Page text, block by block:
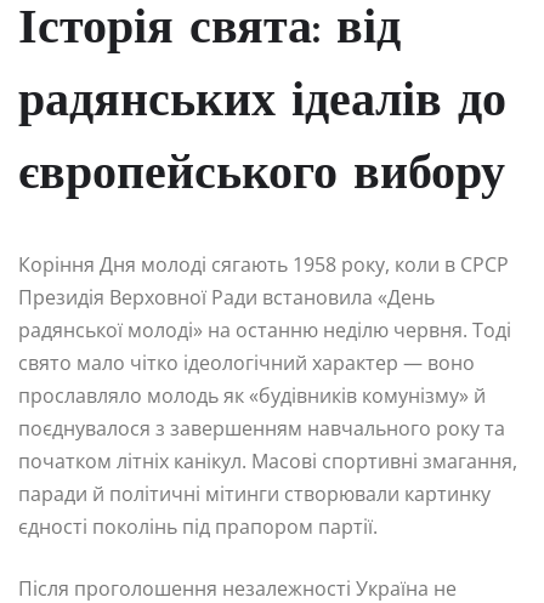
Історія свята: від
радянських ідеалів до
європейського вибору
Коріння Дня молоді сягають 1958 року, коли в СРСР
Президія Верховної Ради встановила «День
радянської молоді» на останню неділю червня. Тоді
свято мало чітко ідеологічний характер — воно
прославляло молодь як «будівників комунізму» й
поєднувалося з завершенням навчального року та
початком літніх канікул. Масові спортивні змагання,
паради й політичні мітинги створювали картинку
єдності поколінь під прапором партії.
Після проголошення незалежності Україна не